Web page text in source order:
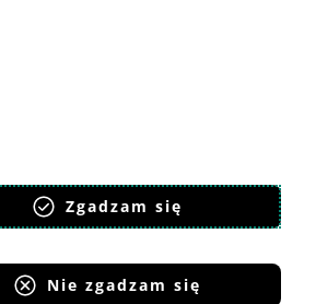
Zgadzam się
Nie zgadzam się